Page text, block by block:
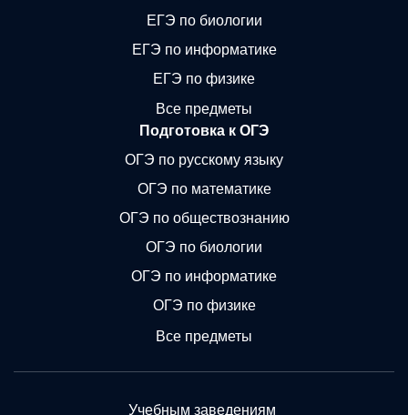
ЕГЭ по биологии
ЕГЭ по информатике
ЕГЭ по физике
Все предметы
Подготовка к ОГЭ
ОГЭ по русскому языку
ОГЭ по математике
ОГЭ по обществознанию
ОГЭ по биологии
ОГЭ по информатике
ОГЭ по физике
Все предметы
Учебным заведениям